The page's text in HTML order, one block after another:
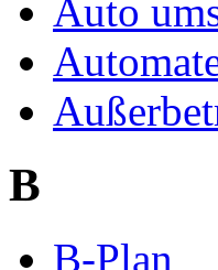
Auto
B
B-Plan